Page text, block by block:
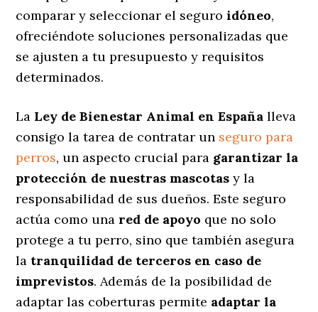
comparar y seleccionar el seguroidóneo,
ofreciéndote soluciones personalizadas que
se ajusten a tu presupuesto y requisitos
determinados.
La Ley de Bienestar Animal en España lleva
consigo la tarea de contratar un seguro para
perros, un aspecto crucial para garantizar la
protección de nuestras mascotas y la
responsabilidad de sus dueños. Este seguro
actúa como una red de apoyo que no solo
protege a tu perro, sino que también asegura
la tranquilidad de terceros en caso de
imprevistos. Además de la posibilidad de
adaptar las coberturas permite adaptar la